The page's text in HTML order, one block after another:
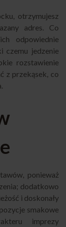
otrzymujesz
adres. Co
odpowiednie
czemu jedzenie
rozstawienie
z przekąsek, co
ponieważ
dodatkowo
i doskonały
smakowe
imprezy